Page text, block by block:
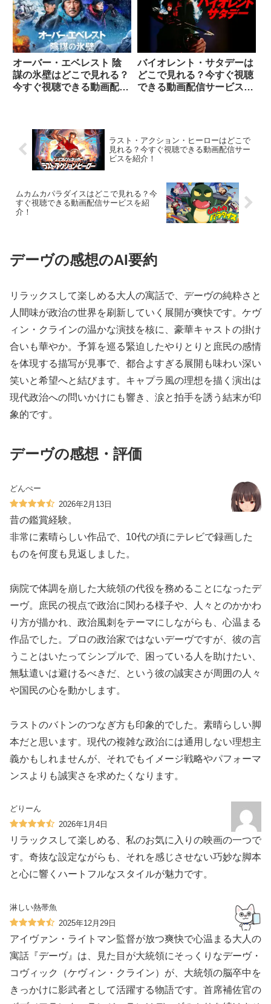
オーバー・エベレスト 陰
謀の氷壁はどこで見れる？
今すぐ視聴できる動画配信
バイオレント・サタデーは
どこで見れる？今すぐ視聴
できる動画配信サービスを
ラスト・アクション・ヒーローはどこで
見れる？今すぐ視聴できる動画配信サー
ビスを紹介！
ムカムカパラダイスはどこで見れる？今
すぐ視聴できる動画配信サービスを紹
介！
デーヴの感想のAI要約
リラックスして楽しめる大人の寓話で、デーヴの純粋さと
人間味が政治の世界を刷新していく展開が爽快です。ケヴ
ィン・クラインの温かな演技を核に、豪華キャストの掛け
合いも華やか。予算を巡る緊迫したやりとりと庶民の感情
を体現する描写が見事で、都合よすぎる展開も味わい深い
笑いと希望へと結びます。キャプラ風の理想を描く演出は
現代政治への問いかけにも響き、涙と拍手を誘う結末が印
象的です。
デーヴの感想・評価
どんぺー
2026年2月13日
昔の鑑賞経験。
非常に素晴らしい作品で、10代の頃にテレビで録画した
ものを何度も見返しました。
病院で体調を崩した大統領の代役を務めることになったデ
ーヴ。庶民の視点で政治に関わる様子や、人々とのかかわ
り方が描かれ、政治風刺をテーマにしながらも、心温まる
作品でした。プロの政治家ではないデーヴですが、彼の言
うことはいたってシンプルで、困っている人を助けたい、
無駄遣いは避けるべきだ、という彼の誠実さが周囲の人々
や国民の心を動かします。
ラストのバトンのつなぎ方も印象的でした。素晴らしい脚
本だと思います。現代の複雑な政治には通用しない理想主
義かもしれませんが、それでもイメージ戦略やパフォーマ
ンスよりも誠実さを求めたくなります。
どりーん
2026年1月4日
リラックスして楽しめる、私のお気に入りの映画の一つで
す。奇抜な設定ながらも、それを感じさせない巧妙な脚本
と心に響くハートフルなスタイルが魅力です。
淋しい熱帯魚
2025年12月29日
アイヴァン・ライトマン監督が放つ爽快で心温まる大人の
寓話『デーヴ』は、見た目が大統領にそっくりなデーヴ・
コヴィック（ケヴィン・クライン）が、大統領の脳卒中を
きっかけに影武者として活躍する物語です。首席補佐官の